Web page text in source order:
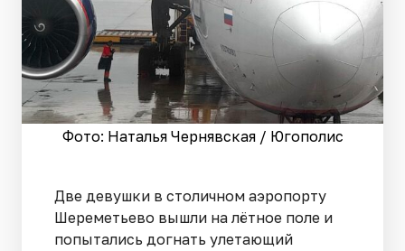
Фото: Наталья Чернявская / Югополис
Две девушки в столичном аэропорту
Шереметьево вышли на лётное поле и
попытались догнать улетающий